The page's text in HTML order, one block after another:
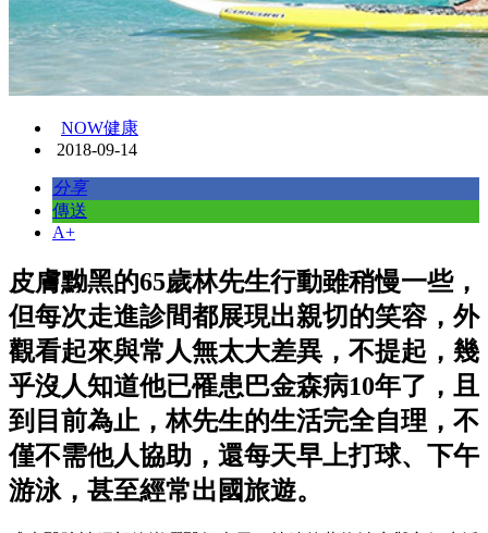
NOW健康
2018-09-14
分享
傳送
A+
皮膚黝黑的65歲林先生行動雖稍慢一些，
但每次走進診間都展現出親切的笑容，外
觀看起來與常人無太大差異，不提起，幾
乎沒人知道他已罹患巴金森病10年了，且
到目前為止，林先生的生活完全自理，不
僅不需他人協助，還每天早上打球、下午
游泳，甚至經常出國旅遊。